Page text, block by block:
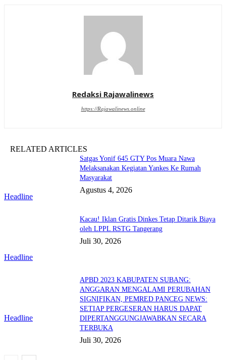
Redaksi Rajawalinews
https://Rajawalinews.online
RELATED ARTICLES
Headline
Satgas Yonif 645 GTY Pos Muara Nawa
Melaksanakan Kegiatan Yankes Ke Rumah
Masyarakat
Agustus 4, 2026
Headline
Kacau! Iklan Gratis Dinkes Tetap Ditarik Biaya
oleh LPPL RSTG Tangerang
Juli 30, 2026
Headline
APBD 2023 KABUPATEN SUBANG:
ANGGARAN MENGALAMI PERUBAHAN
SIGNIFIKAN, PEMRED PANCEG NEWS:
SETIAP PERGESERAN HARUS DAPAT
DIPERTANGGUNGJAWABKAN SECARA
TERBUKA
Juli 30, 2026